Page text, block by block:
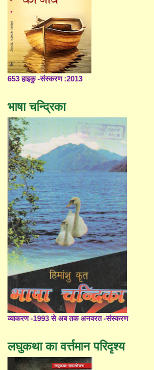
653 हाइकु -संस्करण :2013
भाषा चन्द्रिका
व्याकरण -1993 से अब तक अनवरत -संस्करण
लघुकथा का वर्त्तमान परिदृश्य